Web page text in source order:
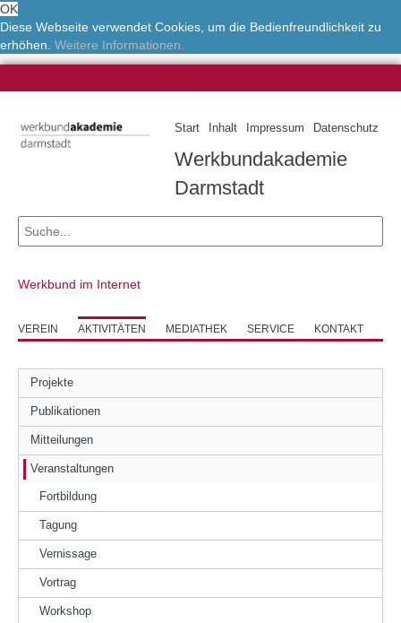
OK
Diese Webseite verwendet Cookies, um die Bedienfreundlichkeit zu
erhöhen. Weitere Informationen.
Start Inhalt Impressum Datenschutz
Werkbundakademie
Darmstadt
Werkbund im Internet
VEREIN AKTIVITÄTEN MEDIATHEK SERVICE KONTAKT
Projekte
Publikationen
Mitteilungen
Veranstaltungen
Fortbildung
Tagung
Vernissage
Vortrag
Workshop